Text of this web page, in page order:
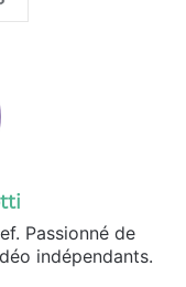
Passionné de
indépendants.